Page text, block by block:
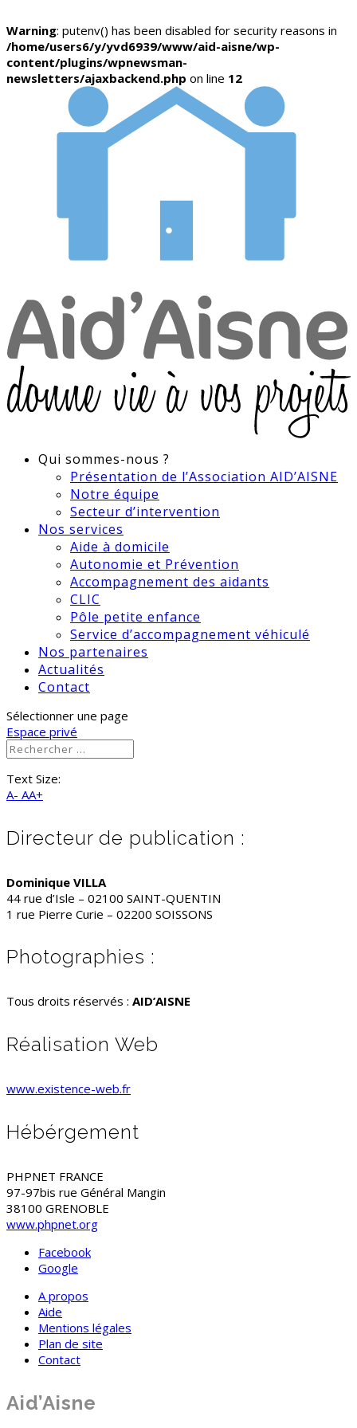
Warning: putenv() has been disabled for security reasons in
/home/users6/y/yvd6939/www/aid-aisne/wp-
content/plugins/wpnewsman-
newsletters/ajaxbackend.php on line 12
Qui sommes-nous ?
Présentation de l’Association AID’AISNE
Notre équipe
Secteur d’intervention
Nos services
Aide à domicile
Autonomie et Prévention
Accompagnement des aidants
CLIC
Pôle petite enfance
Service d’accompagnement véhiculé
Nos partenaires
Actualités
Contact
Sélectionner une page
Espace privé
Text Size:
A- AA+
Directeur de publication :
Dominique VILLA
44 rue d’Isle – 02100 SAINT-QUENTIN
1 rue Pierre Curie – 02200 SOISSONS
Photographies :
Tous droits réservés : AID’AISNE
Réalisation Web
www.existence-web.fr
Hébérgement
PHPNET FRANCE
97-97bis rue Général Mangin
38100 GRENOBLE
www.phpnet.org
Facebook
Google
A propos
Aide
Mentions légales
Plan de site
Contact
Aid’Aisne